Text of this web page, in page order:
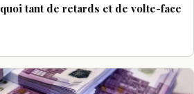
tant de retards et de volte-face